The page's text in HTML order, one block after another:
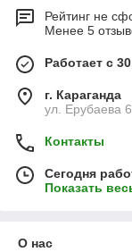
Рейтинг не
Менее 5
Работает с
г. Караганда
ул. Ерубаева
Контакты
Сегодня
Показать
О нас